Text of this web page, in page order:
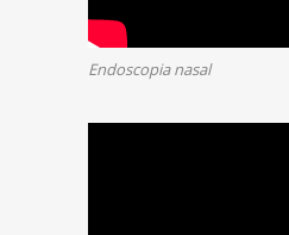
Endoscopia nasal